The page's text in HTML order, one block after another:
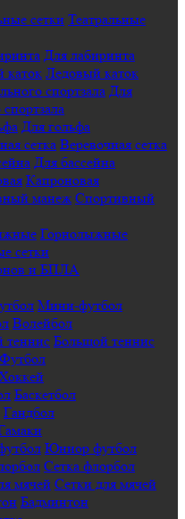
Театральные
Для лабиринта
Ледовый каток
Для
Для гольфа
Веревочная сетка
Для бассейна
Капроновая
Спортивный
Горнолыжные
и БПЛА
Мини-футбол
Волейбол
Большой теннис
Футбол
Баскетбол
Гандбол
Юниор футбол
Сетка флорбол
Сетки для мячей
Бадминтон